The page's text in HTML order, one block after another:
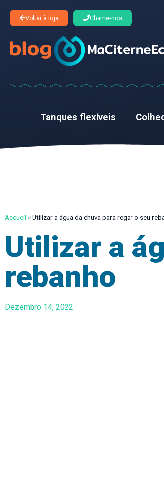
Voltar à loja Chame-nos
Tanques flexíveis
Accueil »Utilizar a água da chuva para regar o seu
Utilizar a
rebanho
Dezembro 14, 2022